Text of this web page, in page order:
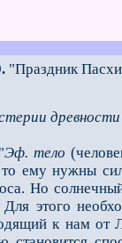
"Праздник Пасхи
"Эф. тело
то ему нужны
Но
Для этого
к нам от